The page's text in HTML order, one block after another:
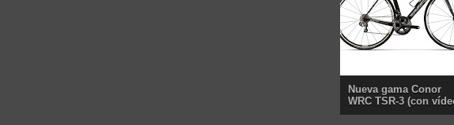
Nueva gama Conor
WRC TSR-3 (con